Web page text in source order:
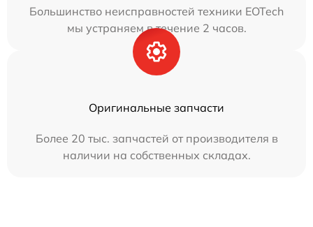
Большинство неисправностей техники EOTech
мы устраняем в течение 2 часов.
Оригинальные запчасти
Более 20 тыс. запчастей от производителя в
наличии на собственных складах.